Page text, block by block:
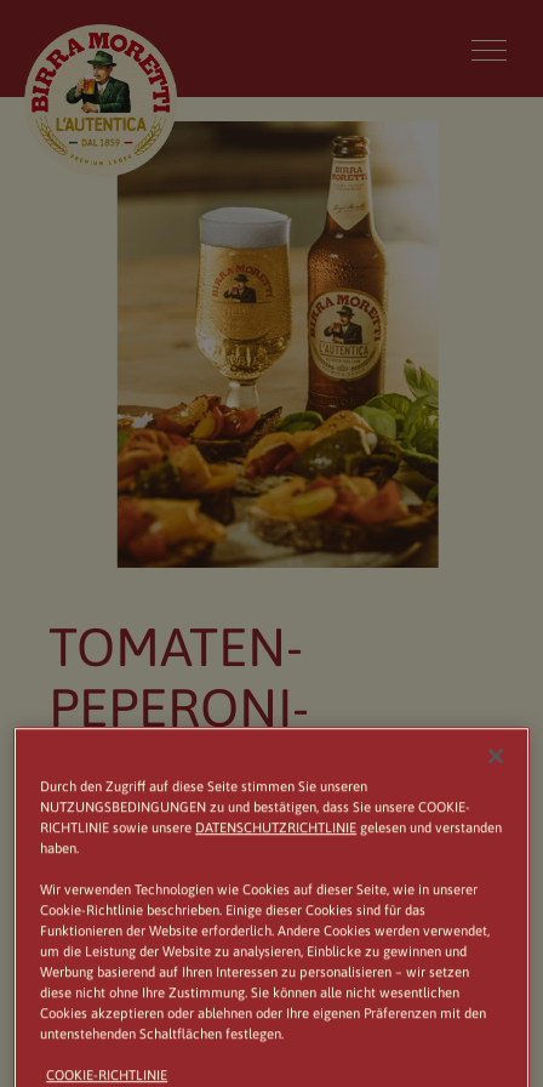
TOMATEN-
PEPERONI-
BRUSCHETTA
VON NONNA CELIA
ZUTATEN FÜR 4 PERSONEN
Kirschtomaten
6 Knoblauchzehen, fein geschnitten
Durch den Zugriff auf diese Seite stimmen Sie unseren
NUTZUNGSBEDINGUNGEN zu und bestätigen, dass Sie unsere COOKIE-
RICHTLINIE sowie unsere DATENSCHUTZRICHTLINIE gelesen und verstanden
haben.
Wir verwenden Technologien wie Cookies auf dieser Seite, wie in unserer
Cookie-Richtlinie beschrieben. Einige dieser Cookies sind für das
Funktionieren der Website erforderlich. Andere Cookies werden verwendet,
um die Leistung der Website zu analysieren, Einblicke zu gewinnen und
Werbung basierend auf Ihren Interessen zu personalisieren – wir setzen
diese nicht ohne Ihre Zustimmung. Sie können alle nicht wesentlichen
Cookies akzeptieren oder ablehnen oder Ihre eigenen Präferenzen mit den
untenstehenden Schaltflächen festlegen.
COOKIE-RICHTLINIE